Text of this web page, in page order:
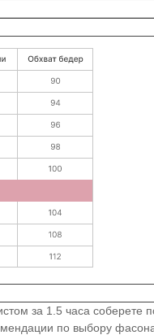
за 1.5 часа соберете
по выбору